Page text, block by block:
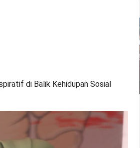
di Balik Kehidupan Sosial